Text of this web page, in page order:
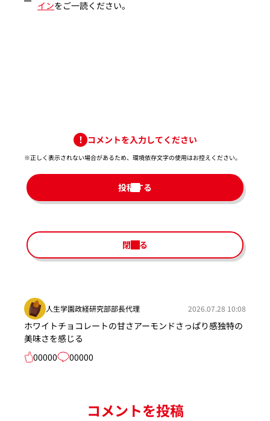
インをご一読ください。
コメントを入力してください
※正しく表示されない場合があるため、環境依存文字の使用はお控えください。​
投稿する
閉じる
人生学園政経研究部部長代理 2026.07.28 10:08
ホワイトチョコレートの甘さアーモンドさっぱり感独特の
美味さを感じる
00000
00000
コメントを投稿